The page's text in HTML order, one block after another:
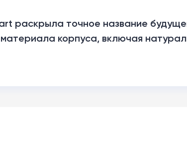
раскрыла точное название
корпуса, включая